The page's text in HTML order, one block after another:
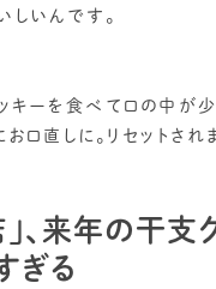
しいんです。
キーを食べて口の中が少
口直しに。リセットされ
」、来年の干支
ぎる